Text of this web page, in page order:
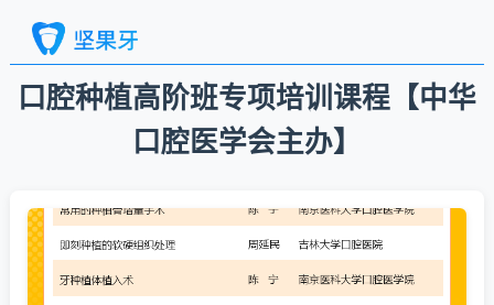
口腔种植高阶班专项培训课程【中华
口腔医学会主办】